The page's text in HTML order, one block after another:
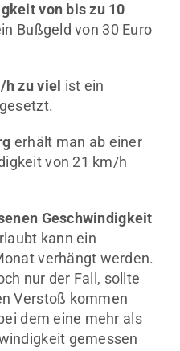
von bis zu 10
Bußgeld von 30 Euro
zu viel ist ein
erhält man ab einer
von 21 km/h
Geschwindigkeit
kann ein
verhängt werden.
nur der Fall, sollte
Verstoß kommen
dem eine mehr als
gemessen